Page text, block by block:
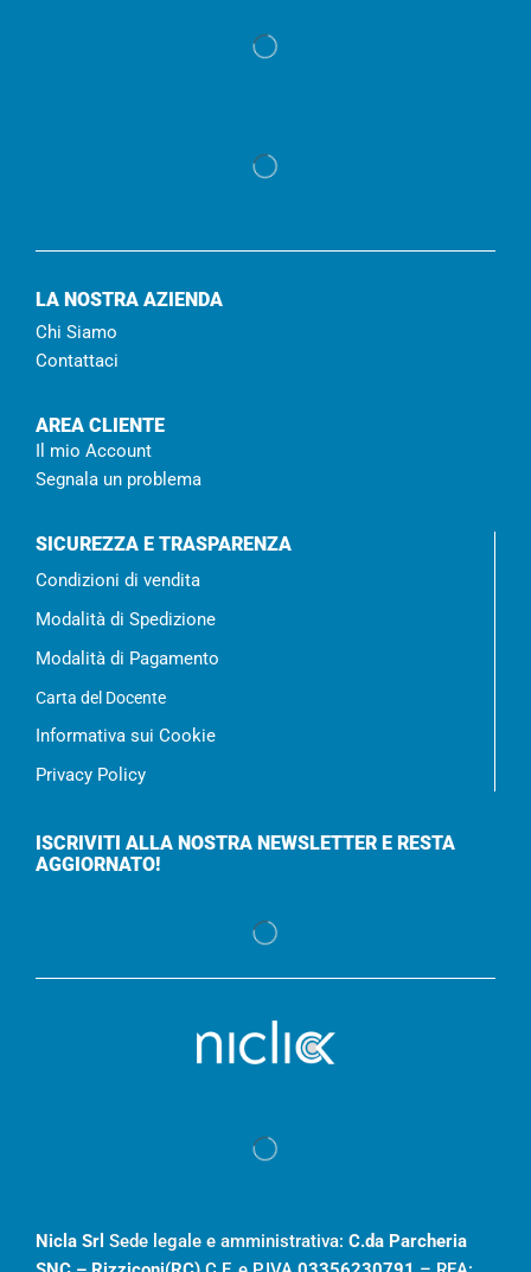
LA NOSTRA AZIENDA
Chi Siamo
Contattaci
AREA CLIENTE
Il mio Account
Segnala un problema
SICUREZZA E TRASPARENZA
Condizioni di vendita
Modalità di Spedizione
Modalità di Pagamento
Carta del Docente
Informativa sui Cookie
Privacy Policy
ISCRIVITI ALLA NOSTRA NEWSLETTER E RESTA
AGGIORNATO!
Nicla Srl Sede legale e amministrativa: C.da Parcheria